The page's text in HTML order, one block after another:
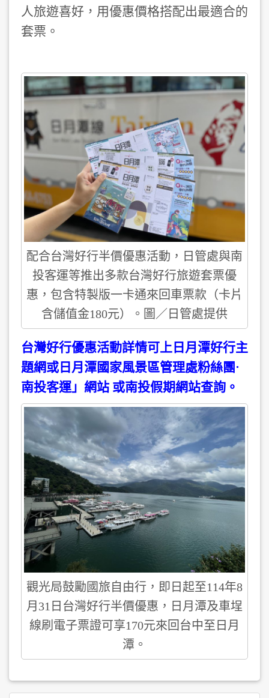
人旅遊喜好，用優惠價格搭配出最適合的
套票。
配合台灣好行半價優惠活動，日管處與南
投客運等推出多款台灣好行旅遊套票優
惠，包含特製版一卡通來回車票款（卡片
含儲值金180元）。圖／日管處提供
台灣好行優惠活動詳情可上日月潭好行主
題網或日月潭國家風景區管理處粉絲團·
南投客運」網站 或南投假期網站查詢。
觀光局鼓勵國旅自由行，即日起至114年8
月31日台灣好行半價優惠，日月潭及車埕
線刷電子票證可享170元來回台中至日月
潭。